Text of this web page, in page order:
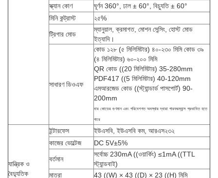
স্ক্যান কোণ
ঘূর্ণন 360°, ঢাল ± 60°, বিচ্যুতি ± 60°
মিনি কন্ট্রাস্ট
২৫%
ট্রিগার মোড
ম্যানুয়াল, ক্রমাগত, মোশন সেন্সিং, হোস্ট মোড
ইত্যাদি।
সাধারণ ডিওএফ
কোড ১২৮ (৫ মিলিমিটার) ৪০-২৩০ মিমি কোড ৩৯
(৪ মিলিমিটার) ৬০-২০০ মিমি
QR কোড ((20 মিলিমিটার) 35-280mm
PDF417 ((5 মিলিমিটার) 40-120mm
এমআরজেড কোড ((স্ট্যান্ডার্ড পাসপোর্ট) 90-
200mm
বার কোডের গুণমান এবং পরিবেশগত অবস্থার দ্বারা পারফরম্যান্স প্রভাবিত হতে
পারে
যান্ত্রিক ও
বৈদ্যুতিক
ইন্টারফেস
ইউএসবি, ইউএসবি কম, আরএস২৩২
কাজের ভোল্টেজ
DC 5V±5%
বর্তমান
সর্বোচ্চ 230mA ((ওয়ার্কিং) ≤1mA ((TTL
স্ট্যান্ডবাই)
মাত্রা
43 ((W) × 43 ((D) × 23 ((H) মিমি